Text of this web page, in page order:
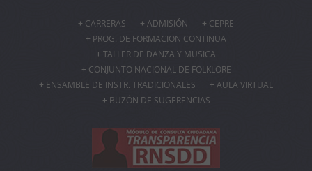
CARRERAS ADMISIÓN
CEPRE
PROG. DE FORMACION CONTINUA
TALLER DE DANZA Y MUSICA
CONJUNTO NACIONAL DE FOLKLORE
ENSAMBLE DE INSTR. TRADICIONALES
AULA VIRTUAL
BUZÓN DE SUGERENCIAS